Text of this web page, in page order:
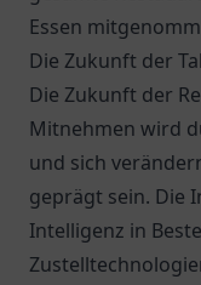
Essen
Die Zukunft der
Die Zukunft der
Mitnehmen wird
und sich
geprägt sein. Die
Intelligenz in